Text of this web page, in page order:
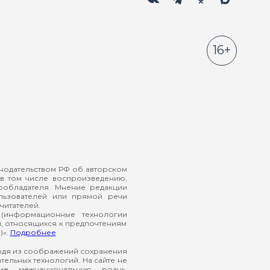
РФ об авторском
числе воспроизведению,
Мнение редакции
или прямой речи
технологии
относящихся к предпочтениям
Подробнее
из соображений сохранения
технологий. На сайте не
16+